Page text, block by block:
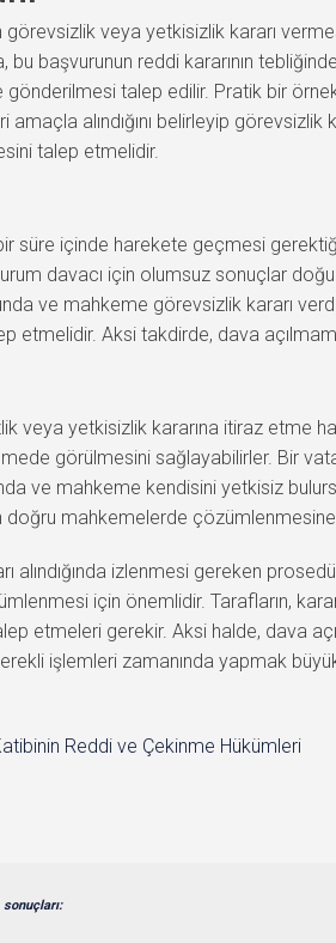
veya yetkisizlik kararı
başvurunun reddi kararının
talep edilir. Pratik bir
alındığını belirleyip
talep etmelidir.
süre içinde harekete geçmesi
davacı için olumsuz sonuçlar
ve mahkeme görevsizlik kararı
Aksi takdirde, dava
veya yetkisizlik kararına itiraz etme
görülmesini sağlayabilirler. Bir
ve mahkeme kendisini yetkisiz
doğru mahkemelerde
alındığında izlenmesi gereken
için önemlidir. Tarafların,
etmeleri gerekir. Aksi halde, dava
işlemleri zamanında yapmak
Reddi ve Çekinme Hükümleri
sonuçları: